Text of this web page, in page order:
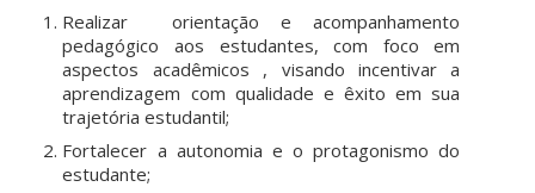
Realizar orientação e acompanhamento
pedagógico aos estudantes, com foco em
aspectos acadêmicos , visando incentivar a
aprendizagem com qualidade e êxito em sua
trajetória estudantil;
Fortalecer a autonomia e o protagonismo do
estudante;